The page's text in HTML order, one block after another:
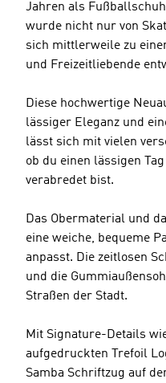
Jahren als
wurde nicht nur von
sich mittlerweile zu
und Freizeitliebende
Diese hochwertige
lässiger Eleganz und
lässt sich mit vielen
ob du einen lässigen
verabredet bist.
Das Obermaterial und
eine weiche, bequeme
anpasst. Die zeitlosen
und die
Straßen der Stadt.
Mit Signature-Details
aufgedruckten Trefoil
Samba Schriftzug auf